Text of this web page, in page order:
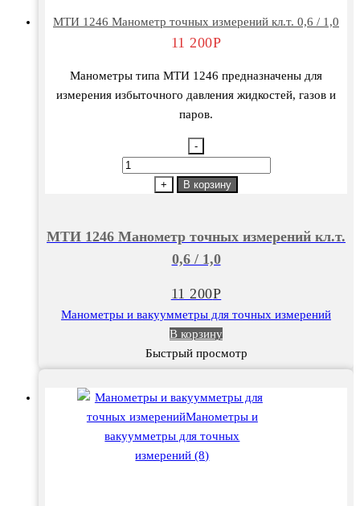
МТИ 1246 Манометр точных измерений кл.т. 0,6 / 1,0
11 200Р
Манометры типа МТИ 1246 предназначены для
измерения избыточного давления жидкостей, газов и
паров.
-
Количество
Манометр
0,6
+ В корзину
МТИ 1246 Манометр точных измерений кл.т.
0,6 / 1,0
11 200Р
Манометры и вакуумметры для точных измерений
В корзину
Быстрый просмотр